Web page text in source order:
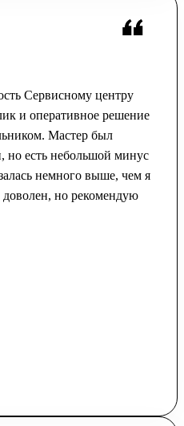
Сервисному центру
и оперативное решение
Мастер был
но есть небольшой минус
немного выше, чем я
но рекомендую